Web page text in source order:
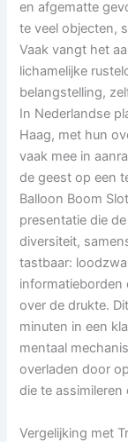
en afgematte
te veel objecten,
Vaak vangt het
lichamelijke
belangstelling,
In Nederlandse
Haag, met hun
vaak mee in
de geest op een
Balloon Boom
presentatie die
diversiteit,
tastbaar:
informatieborden
over de drukte.
minuten in een
mentaal
overladen door
die te
Vergelijking met